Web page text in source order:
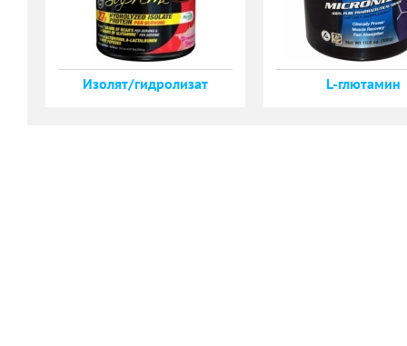
Изолят/гидролизат L-глютамин